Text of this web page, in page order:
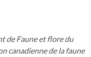
de Faune et flore du
canadienne de la faune